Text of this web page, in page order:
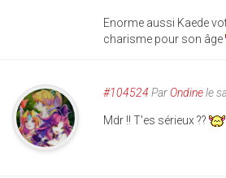
Enorme aussi Kaede
charisme pour son âge
#104524 ParOndinele
Mdr !! T'es sérieux ??